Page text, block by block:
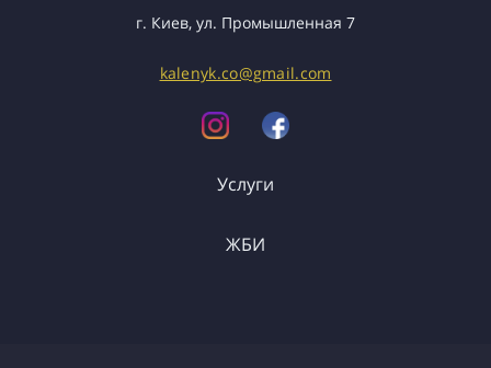
г. Киев, ул. Промышленная 7
kalenyk.co@gmail.com
Услуги
Грузоперевозки
ЖБИ